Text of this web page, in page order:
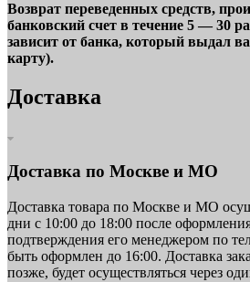
Возврат переведенных средств,
банковский счет в течение 5 — 30
зависит от банка, который выдал
карту).
Доставка
Доставка по Москве и МО
Доставка товара по Москве и МО
дни с 10:00 до 18:00 после оформления
подтверждения его менеджером по
быть оформлен до 16:00. Доставка
позже, будет осуществляться через